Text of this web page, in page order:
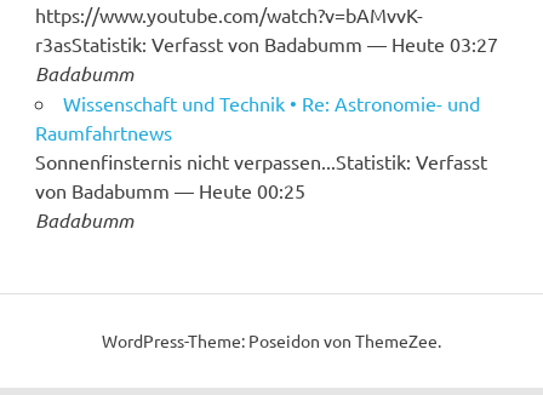
https://www.youtube.com/watch?v=bAMvvK-
r3asStatistik: Verfasst von Badabumm — Heute 03:27
Badabumm
Wissenschaft und Technik • Re: Astronomie- und
Raumfahrtnews
Sonnenfinsternis nicht verpassen...Statistik: Verfasst
von Badabumm — Heute 00:25
Badabumm
WordPress-Theme: Poseidon von ThemeZee.